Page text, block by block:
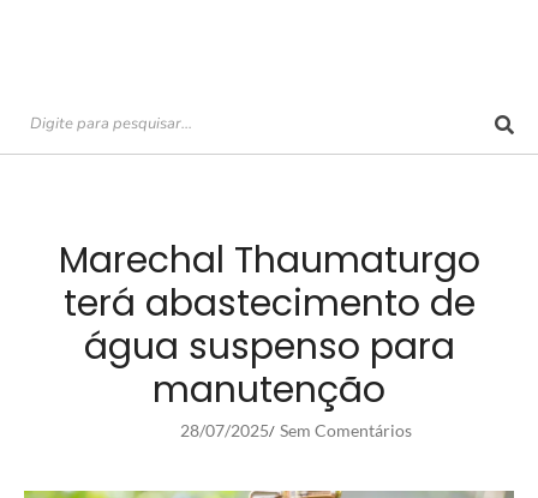
Marechal Thaumaturgo
terá abastecimento de
água suspenso para
manutenção
28/07/2025/ Sem Comentários